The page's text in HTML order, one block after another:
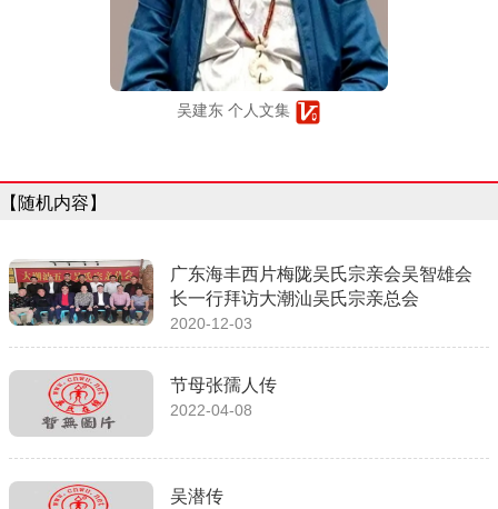
吴建东 个人文集
【随机内容】
广东海丰西片梅陇吴氏宗亲会吴智雄会
长一行拜访大潮汕吴氏宗亲总会
2020-12-03
节母张孺人传
2022-04-08
吴潜传